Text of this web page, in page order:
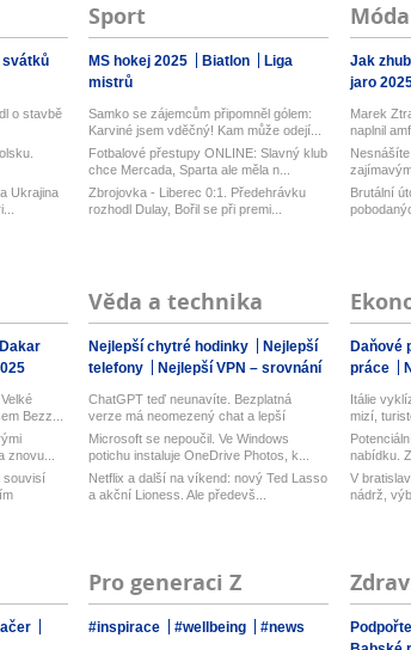
svátků
o stavbě
Ukrajina
Sport
MS hokej 2025 Biatlon
Liga
mistrů
Samko se zájemcům připomněl gólem:
Karviné jsem vděčný! Kam může odejí...
Fotbalové přestupy ONLINE: Slavný klub
chce Mercada, Sparta ale měla n...
Zbrojovka - Liberec 0:1. Předehrávku
rozhodl Dulay, Bořil se při premi...
Jak
jaro
Marek
naplnil
Brutální
Bezz...
znovu...
souvisí
Věda a technika
Nejlepší chytré hodinky
Nejlepší
telefony
Nejlepší VPN – srovnání
ChatGPT teď neunavíte. Bezplatná
verze má neomezený chat a lepší
model...
Microsoft se nepoučil. Ve Windows
potichu instaluje OneDrive Photos, k...
Netflix a další na víkend: nový Ted Lasso
a akční Lioness. Ale předevš...
Daňové
práce
Itálie
mizí,
nabídku.
V
nádrž,
Pro generaci Z
#inspirace #wellbeing #news